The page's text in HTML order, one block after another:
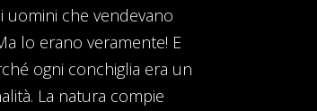
uomini che vendevano
lo erano veramente! E
ogni conchiglia era un
La natura compie